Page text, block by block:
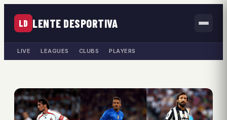
LD LENTE DESPORTIVA
LIVE LEAGUES CLUBS PLAYERS